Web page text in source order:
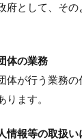
府として、そ
体の業務
体が行う業務の
ります。
報等の取扱い